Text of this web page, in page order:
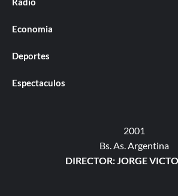
Economia
Deportes
Espectaculos
2001
Bs. As. Argentina
DIRECTOR: JORGE